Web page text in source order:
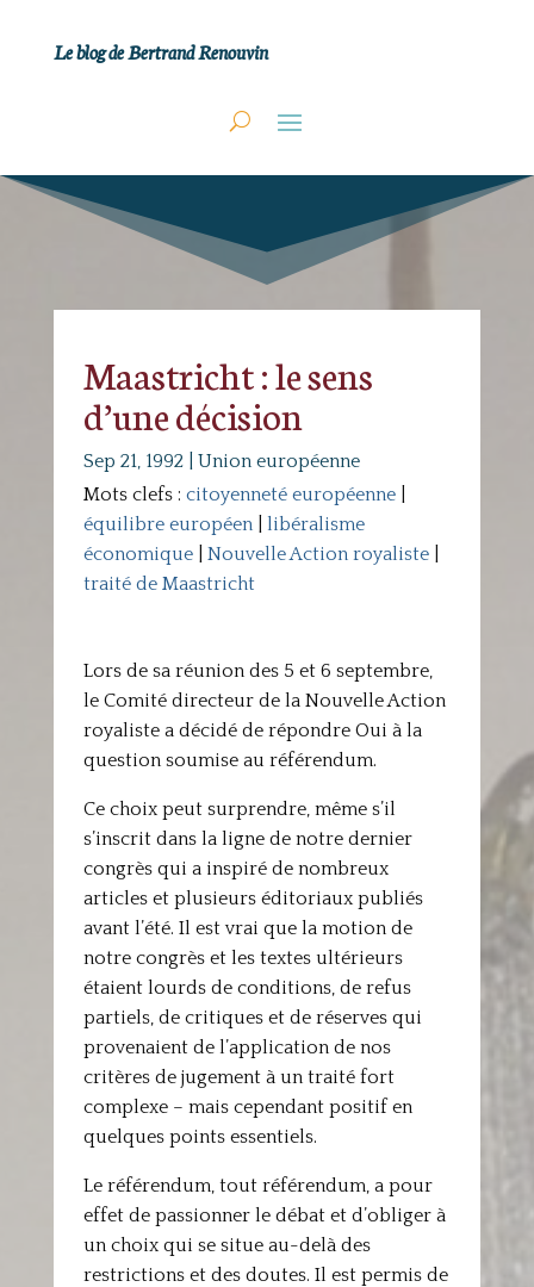
Le blog de Bertrand Renouvin
Maastricht : le sens
d’une décision
Sep 21, 1992| Union européenne
Mots clefs : citoyenneté européenne|
équilibre européen| libéralisme
économique| Nouvelle Action royaliste|
traité de Maastricht
Lors de sa réunion des 5 et 6 septembre,
le Comité directeur de la Nouvelle Action
royaliste a décidé de répondre Oui à la
question soumise au référendum.
Ce choix peut surprendre, même s’il
s’inscrit dans la ligne de notre dernier
congrès qui a inspiré de nombreux
articles et plusieurs éditoriaux publiés
avant l’été. Il est vrai que la motion de
notre congrès et les textes ultérieurs
étaient lourds de conditions, de refus
partiels, de critiques et de réserves qui
provenaient de l’application de nos
critères de jugement à un traité fort
complexe – mais cependant positif en
quelques points essentiels.
Le référendum, tout référendum, a pour
effet de passionner le débat et d’obliger à
un choix qui se situe au-delà des
restrictions et des doutes. Il est permis de